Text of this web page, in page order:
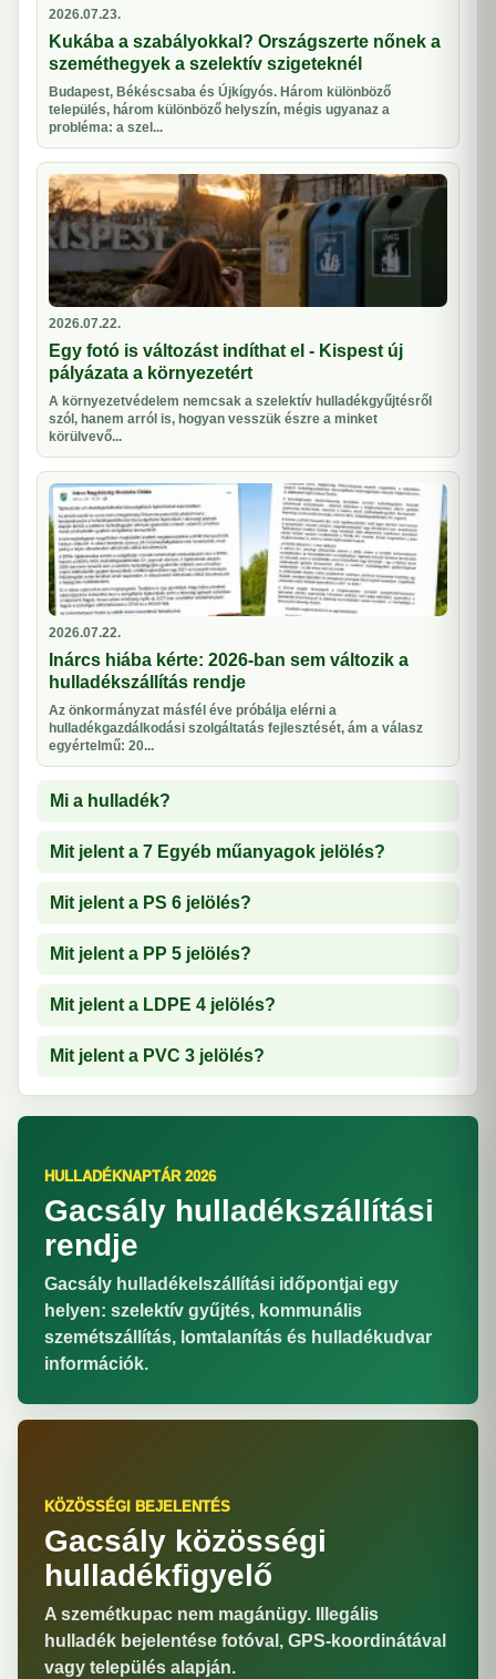
2026.07.23.
Kukába a szabályokkal? Országszerte nőnek a
szeméthegyek a szelektív szigeteknél
Budapest, Békéscsaba és Újkígyós. Három különböző
település, három különböző helyszín, mégis ugyanaz a
probléma: a szel...
2026.07.22.
Egy fotó is változást indíthat el - Kispest új
pályázata a környezetért
A környezetvédelem nemcsak a szelektív hulladékgyűjtésről
szól, hanem arról is, hogyan vesszük észre a minket
körülvevő...
2026.07.22.
Inárcs hiába kérte: 2026-ban sem változik a
hulladékszállítás rendje
Az önkormányzat másfél éve próbálja elérni a
hulladékgazdálkodási szolgáltatás fejlesztését, ám a válasz
egyértelmű: 20...
Mi a hulladék?
Mit jelent a 7 Egyéb műanyagok jelölés?
Mit jelent a PS 6 jelölés?
Mit jelent a PP 5 jelölés?
Mit jelent a LDPE 4 jelölés?
Mit jelent a PVC 3 jelölés?
HULLADÉKNAPTÁR 2026
Gacsály hulladékszállítási
rendje
Gacsály hulladékelszállítási időpontjai egy
helyen: szelektív gyűjtés, kommunális
szemétszállítás, lomtalanítás és hulladékudvar
információk.
KÖZÖSSÉGI BEJELENTÉS
Gacsály közösségi
hulladékfigyelő
A szemétkupac nem magánügy. Illegális
hulladék bejelentése fotóval, GPS-koordinátával
vagy település alapján.